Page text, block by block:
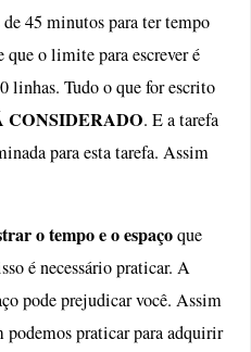
45 minutos para ter tempo
que o limite para escrever é
linhas. Tudo o que for escrito
CONSIDERADO. E a tarefa
para esta tarefa. Assim
o tempo e o espaçoque
é necessário praticar. A
pode prejudicar você. Assim
podemos praticar para adquirir